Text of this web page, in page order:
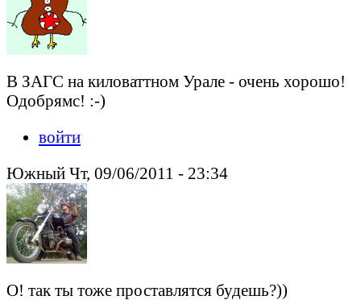
В ЗАГС на киловаттном Урале - очень хорошо!
Одобрямс! :-)
войти
Южный Чт, 09/06/2011 - 23:34
О! так ты тоже проставлятся будешь?))